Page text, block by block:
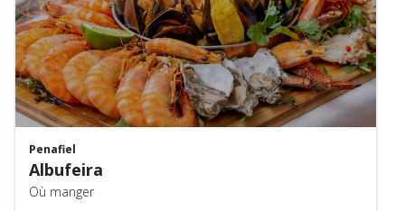
Penafiel
Albufeira
Où manger